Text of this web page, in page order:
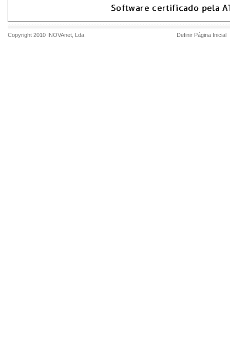
Copyright 2010 INOVAnet , Lda. Definir Página Inicial